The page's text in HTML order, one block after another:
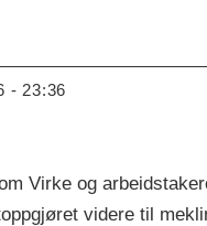
- 23:36
Virke og
videre til